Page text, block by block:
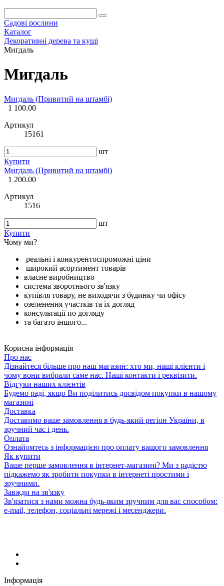
Садові рослини
Каталог
Декоративні дерева та кущі
Мигдаль
Мигдаль
Мигдаль (Привитий на штамбі)
1 100.00
Артикул
15161
шт
Купити
Мигдаль (Привитий на штамбі)
1 200.00
Артикул
1516
шт
Купити
Чому ми?
реальні і конкурентоспроможні ціни
широкий асортимент товарів
власне виробництво
система зворотнього зв'язку
купівля товару, не виходячи з будинку чи офісу
озеленення участків та їх догляд
консультації по догляду
та багато іншого...
Корисна інформація
Про нас
Дізнайтеся більше про наш магазин: хто ми, наші клієнти і
чому вони вибрали саме нас. Наші контакти і реквізити.
Відгуки наших клієнтів
Будемо раді, якщо Ви поділитись досвідом покупки в нашому
магазині
Доставка
Доставимо ваше замовлення в будь-який регіон України, в
зручний час і день.
Оплата
Ознайомтесь з інформацією про оплату вашого замовлення
Як купити
Ваше перше замовлення в інтернет-магазині? Ми з радістю
підкажемо як зробити покупки в інтернеті простими і
зручними.
Завжди на зв'язку
Зв'язатися з нами можна будь-яким зручним для вас способом:
e-mail, телефон, соціальні мережі і месенджери.
Інформація